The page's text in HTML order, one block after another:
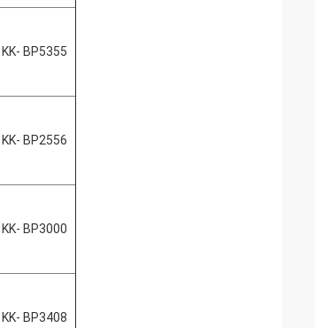
KK- BP5355
KK- BP2556
KK- BP3000
KK- BP3408